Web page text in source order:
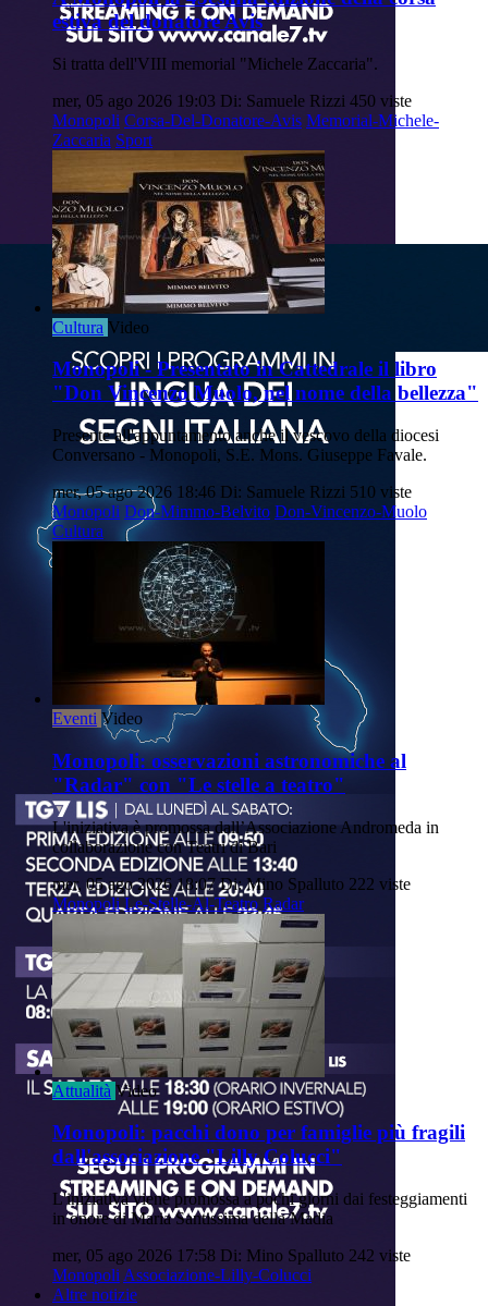
estiva del donatore Avis
Si tratta dell'VIII memorial "Michele Zaccaria".
mer, 05 ago 2026 19:03 Di: Samuele Rizzi 450 viste
Monopoli Corsa-Del-Donatore-Avis Memorial-Michele-
Zaccaria Sport
Cultura Video
Monopoli - Presentato in Cattedrale il libro
"Don Vincenzo Muolo, nel nome della bellezza"
Presente all'appuntamento anche il vescovo della diocesi
Conversano - Monopoli, S.E. Mons. Giuseppe Favale.
mer, 05 ago 2026 18:46 Di: Samuele Rizzi 510 viste
Monopoli Don-Mimmo-Belvito Don-Vincenzo-Muolo
Cultura
Eventi Video
Monopoli: osservazioni astronomiche al
"Radar" con "Le stelle a teatro"
L'iniziativa è promossa dall’Associazione Andromeda in
collaborazione con Teatri di Bari
mer, 05 ago 2026 18:07 Di: Mino Spalluto 222 viste
Monopoli Le-Stelle-Al-Teatro Radar
Attualità Video
Monopoli: pacchi dono per famiglie più fragili
dall'associazione "Lilly Colucci"
L'iniziativa viene promossa a pochi giorni dai festeggiamenti
in onore di Maria Santissima della Madia
mer, 05 ago 2026 17:58 Di: Mino Spalluto 242 viste
Monopoli Associazione-Lilly-Colucci
Altre notizie